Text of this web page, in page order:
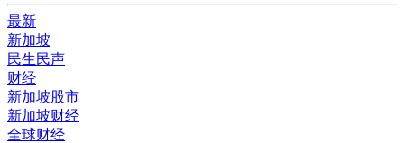
最新
新加坡
民生民声
财经
新加坡股市
新加坡财经
全球财经